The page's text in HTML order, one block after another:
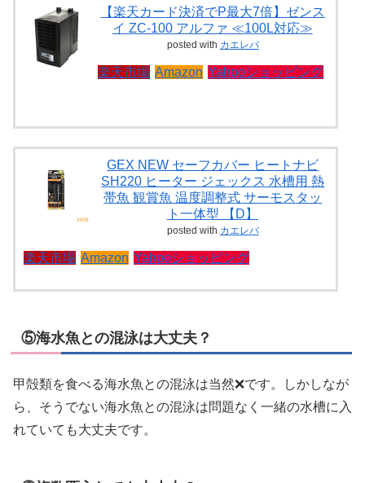
【楽天カード決済でP最大7倍】ゼンス
イ ZC-100 アルファ ≪100L対応≫
posted with カエレバ
楽天市場 Amazon Yahooショッピング
GEX NEW セーフカバー ヒートナビ
SH220 ヒーター ジェックス 水槽用 熱
帯魚 観賞魚 温度調整式 サーモスタッ
ト一体型 【D】
posted with カエレバ
楽天市場 Amazon Yahooショッピング
⑤海水魚との混泳は大丈夫？
甲殻類を食べる海水魚との混泳は当然❌です。しかしなが
ら、そうでない海水魚との混泳は問題なく一緒の水槽に入
れていても大丈夫です。